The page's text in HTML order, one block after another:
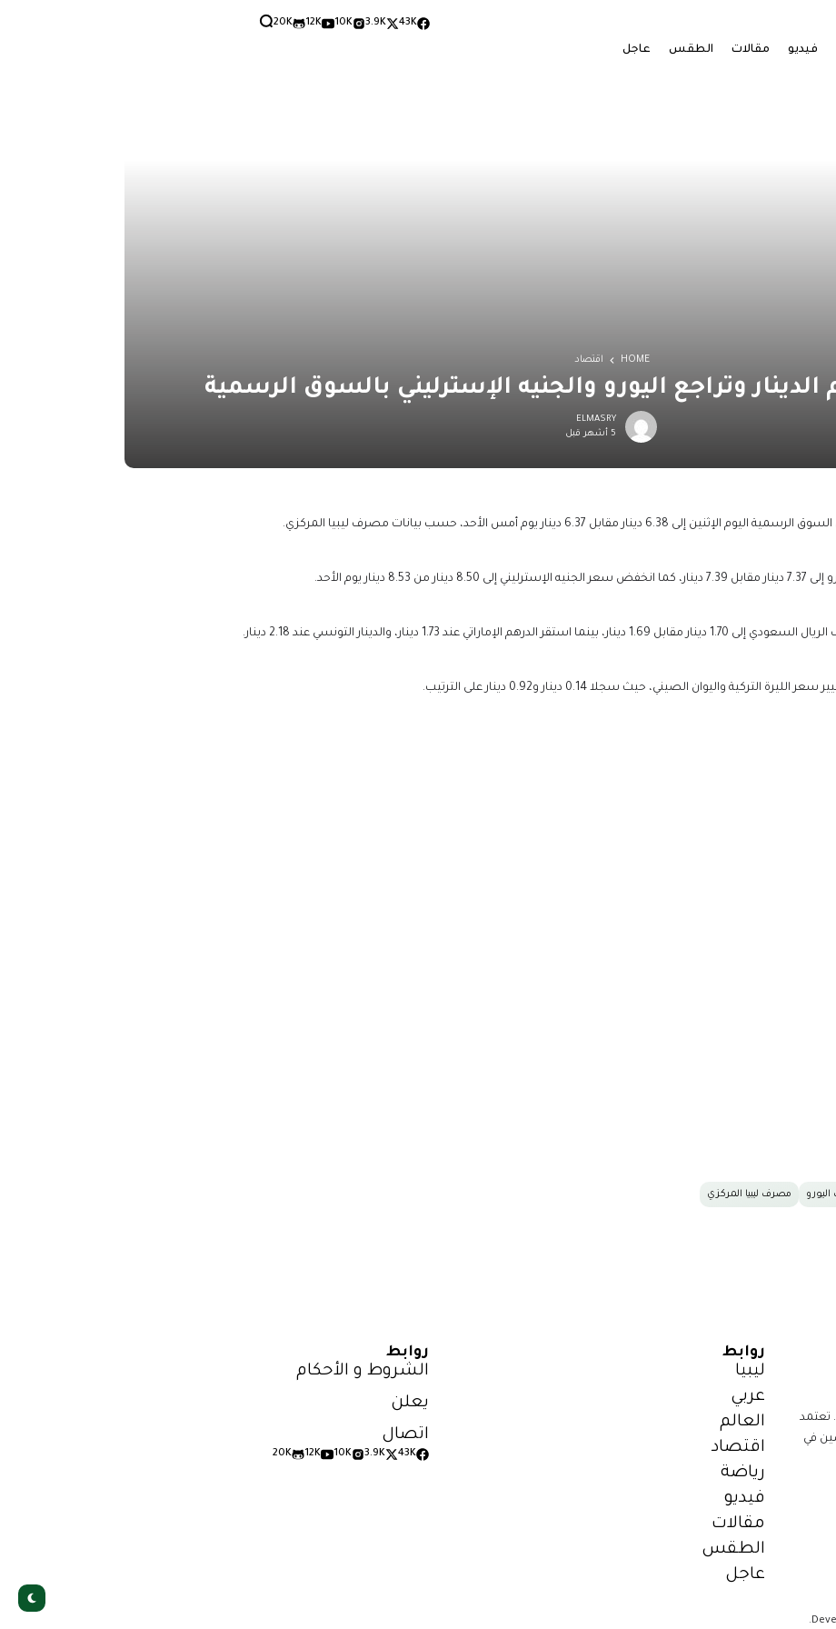
فيديو مقالات الطقس عاجل
43K
3.9K
10K
12K
20K
HOME اقتصاد
الدينار وتراجع اليورو والجنيه الإسترليني بالسوق الرسمية
ELMASRY
5 أشهر قبل
مقابل 6.37 دينار يوم أمس الأحد، حسب بيانات مصرف ليبيا المركزي.
يوم الأحد.
عند 1.73 دينار، والدينار التونسي عند 2.18 دينار.
واليوان الصيني، حيث سجلا 0.14 دينار و0.92 دينار على الترتيب.
مصرف ليبيا المركزي
تعتمد
في
روابط
ليبيا
عربي
العالم
اقتصاد
رياضة
فيديو
مقالات
الطقس
عاجل
روابط
الشروط و الأحكام
يعلن
اتصال
43K
3.9K
10K
12K
20K
.